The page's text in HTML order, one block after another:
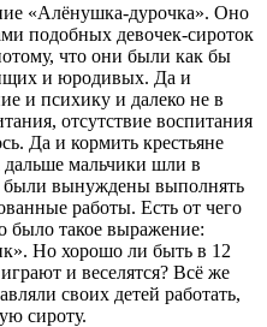
«Алёнушка-дурочка». Оно
подобных девочек-сироток
что они были как бы
и юродивых. Да и
и психику и далеко не в
отсутствие воспитания
Да и кормить крестьяне
дальше мальчики шли в
были вынуждены выполнять
работы. Есть от чего
было такое выражение:
Но хорошо ли быть в 12
и веселятся? Всё же
своих детей работать,
сироту.